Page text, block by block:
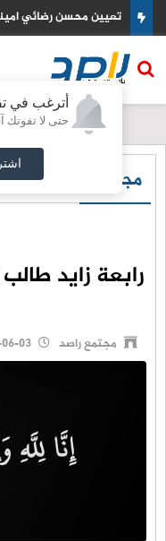
أترغب في
حتى لا تفوتك
تعيين محسن رضائي
مجتمع راصد
رابعة زايد
مجتمع راصد